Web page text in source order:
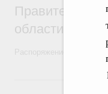
области в